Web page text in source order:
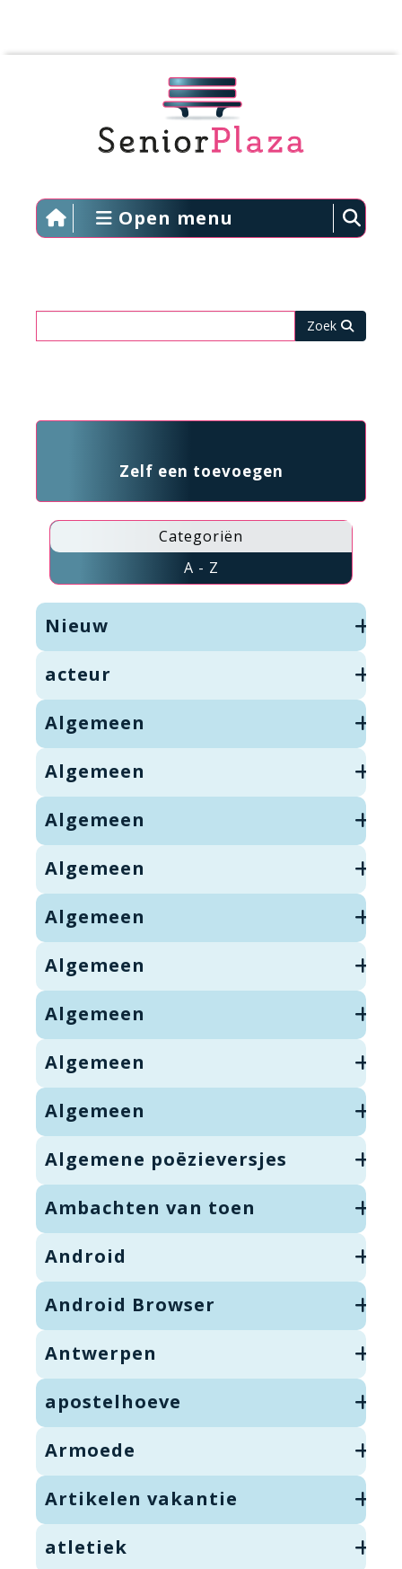
Open menu
Zelf een toevoegen
Categoriën
A - Z
Nieuw
acteur
Algemeen
Algemeen
Algemeen
Algemeen
Algemeen
Algemeen
Algemeen
Algemeen
Algemeen
Algemene poëzieversjes
Ambachten van toen
Android
Android Browser
Antwerpen
apostelhoeve
Armoede
Artikelen vakantie
atletiek